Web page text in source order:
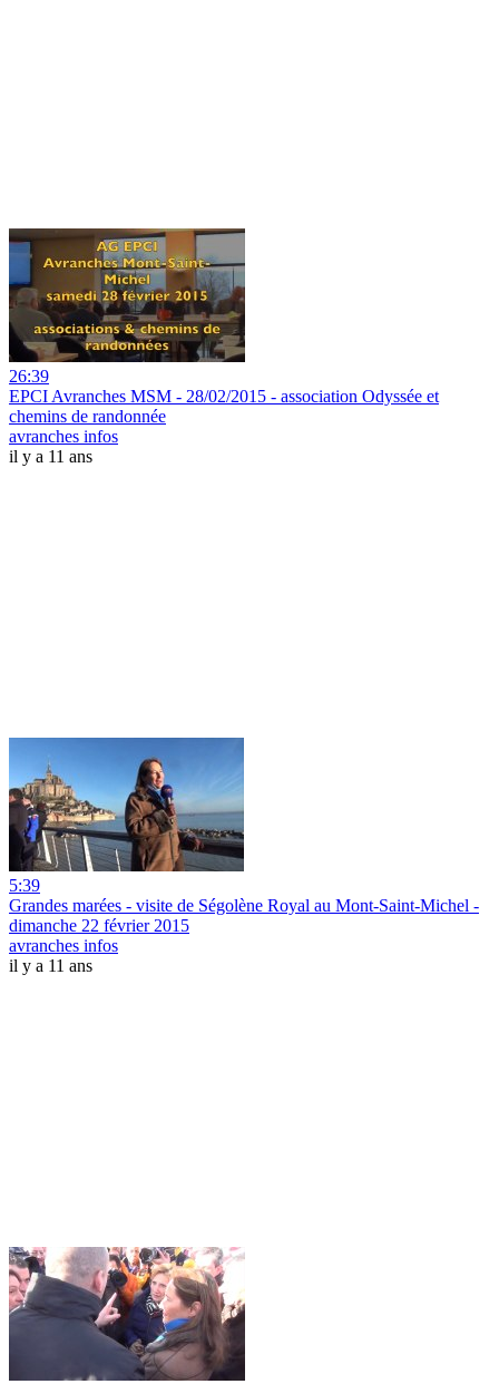
26:39
EPCI Avranches MSM - 28/02/2015 - association Odyssée et
chemins de randonnée
avranches infos
il y a 11 ans
5:39
Grandes marées - visite de Ségolène Royal au Mont-Saint-Michel -
dimanche 22 février 2015
avranches infos
il y a 11 ans